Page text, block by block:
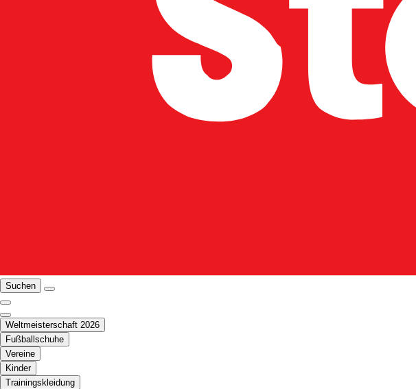
Suchen
Weltmeisterschaft 2026
Fußballschuhe
Vereine
Kinder
Trainingskleidung